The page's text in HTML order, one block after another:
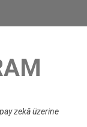
zekâ üzerine